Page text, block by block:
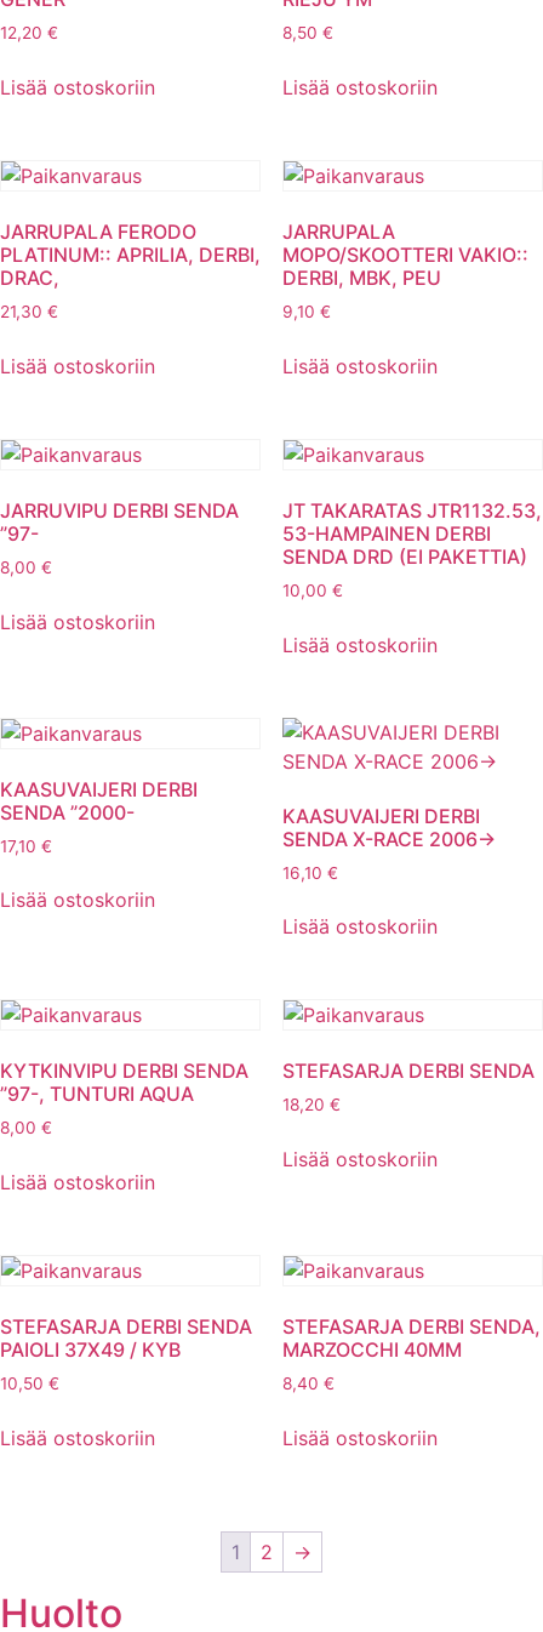
12,20 €
Lisää ostoskoriin
8,50 €
Lisää ostoskoriin
JARRUPALA FERODO
PLATINUM:: APRILIA, DERBI,
DRAC,
21,30 €
Lisää ostoskoriin
JARRUPALA
MOPO/SKOOTTERI VAKIO::
DERBI, MBK, PEU
9,10 €
Lisää ostoskoriin
JARRUVIPU DERBI SENDA
”97-
8,00 €
Lisää ostoskoriin
JT TAKARATAS JTR1132.53,
53-HAMPAINEN DERBI
SENDA DRD (EI PAKETTIA)
10,00 €
Lisää ostoskoriin
KAASUVAIJERI DERBI
SENDA ”2000-
17,10 €
Lisää ostoskoriin
KAASUVAIJERI DERBI
SENDA X-RACE 2006->
16,10 €
Lisää ostoskoriin
KYTKINVIPU DERBI SENDA
”97-, TUNTURI AQUA
8,00 €
Lisää ostoskoriin
STEFASARJA DERBI SENDA
18,20 €
Lisää ostoskoriin
STEFASARJA DERBI SENDA
PAIOLI 37X49 / KYB
10,50 €
Lisää ostoskoriin
STEFASARJA DERBI SENDA,
MARZOCCHI 40MM
8,40 €
Lisää ostoskoriin
1 2 →
Huolto